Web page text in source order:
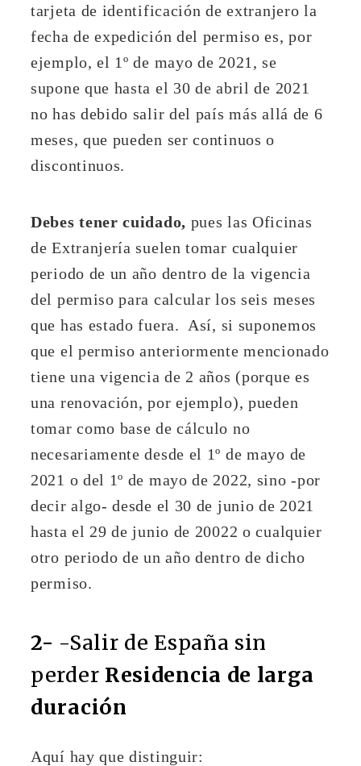
tarjeta de identificación de extranjero la
fecha de expedición del permiso es, por
ejemplo, el 1º de mayo de 2021, se
supone que hasta el 30 de abril de 2021
no has debido salir del país más allá de 6
meses, que pueden ser continuos o
discontinuos.
Debes tener cuidado, pues las Oficinas
de Extranjería suelen tomar cualquier
periodo de un año dentro de la vigencia
del permiso para calcular los seis meses
que has estado fuera. Así, si suponemos
que el permiso anteriormente mencionado
tiene una vigencia de 2 años (porque es
una renovación, por ejemplo), pueden
tomar como base de cálculo no
necesariamente desde el 1º de mayo de
2021 o del 1º de mayo de 2022, sino -por
decir algo- desde el 30 de junio de 2021
hasta el 29 de junio de 20022 o cualquier
otro periodo de un año dentro de dicho
permiso.
2- -Salir de España sin
perder Residencia de larga
duración
Aquí hay que distinguir: